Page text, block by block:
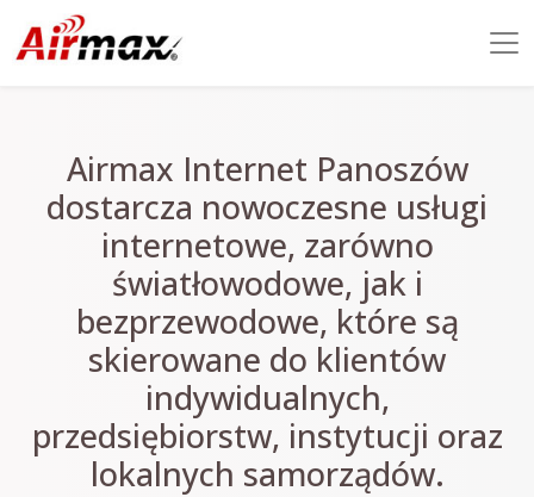
Airmax Internet Panoszów
dostarcza nowoczesne usługi
internetowe, zarówno
światłowodowe, jak i
bezprzewodowe, które są
skierowane do klientów
indywidualnych,
przedsiębiorstw, instytucji oraz
lokalnych samorządów.